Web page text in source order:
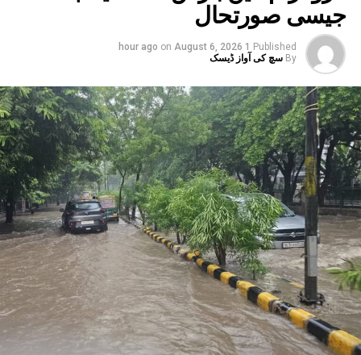
نوئیڈا کے گریٹر نوئیڈا ڈپو تک ایکوا لائن پر چلتی ہے۔ اب، اس
لائن کو پھیلانے اور میٹرو کو سیکٹر-142 سے بوٹینیکل گارڈن اور
گریٹر نوئیڈا ڈپو سے بوڈاکی روٹس پر چلانے کے منصوبے جاری
ہیں۔ ان دونوں راستوں کو اتر پردیش کی کابینہ سے بھی
منظوری مل چکی ہے۔ مرکزی منظوری کے بعد، NMRC نے ان
دونوں راستوں پر کام شروع کرنے کے لیے تقریباً چھ ماہ قبل
ٹینڈر جاری کیا تھا۔ ٹینڈر کی آخری تاریخ میں دو بار توسیع کی
گئی۔ اب اس عمل کے لیے ایجنسی کا انتخاب کر لیا گیا ہے۔این
ایم آر سی کے عہدیداروں نے بتایا کہ دونوں راستوں پر کام
شروع کرنے کے لئے ایل این ٹی نامی ایجنسی کا انتخاب کیا گیا
ہے۔ یہ ایجنسی دونوں راستوں پر تعمیراتی کام کرے گی۔
دونوں راستوں پر سول کام کے لیے منتخب کردہ ایجنسی لارسن
اینڈ ٹوبرو (L&T) ہے۔ سول ورک کی تخمینہ لاگت 1,200 کروڑ
ہے۔اس لائن پر آٹھ اسٹیشن بنائے جائیں گے۔ ان میں
سیکٹر-38A بوٹینیکل گارڈن، سیکٹر-44، نوئیڈا آفس، سیکٹر-96،
سیکٹر-97، سیکٹر-105، سیکٹر-108، سیکٹر-93، اور پنچشیل
بوائز انٹر کالج شامل ہوں گے۔
جیسی صورتحال
Published
1 hour ago
on August 6, 2026
By سچ کی آواز ڈیسک